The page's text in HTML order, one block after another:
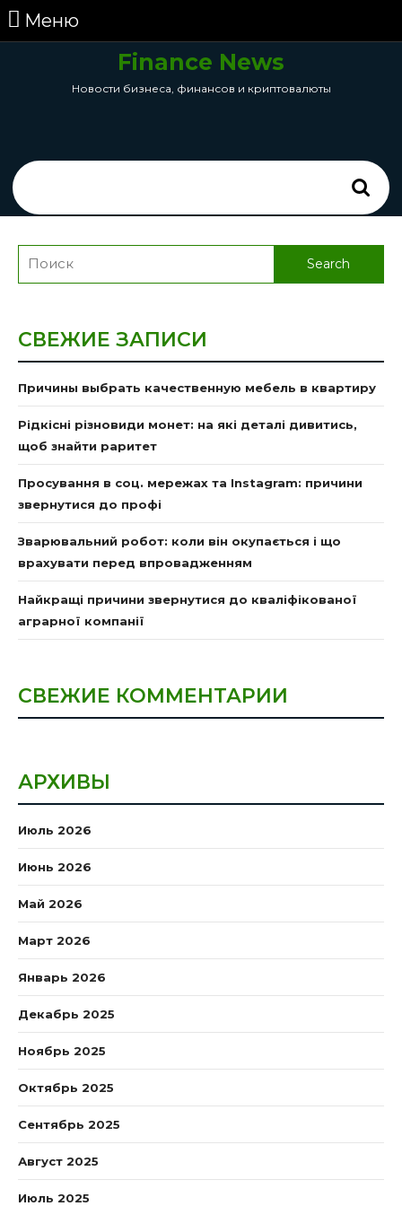
перейти
МенюМеню
Finance News
Новости бизнеса, финансов и криптовалюты
for:
Search
СВЕЖИЕ ЗАПИСИ
Причины выбрать качественную мебель в квартиру
Рідкісні різновиди монет: на які деталі дивитись,
щоб знайти раритет
Просування в соц. мережах та Instagram: причини
звернутися до профі
Зварювальний робот: коли він окупається і що
врахувати перед впровадженням
Найкращі причини звернутися до кваліфікованої
аграрної компанії
СВЕЖИЕ КОММЕНТАРИИ
АРХИВЫ
Июль 2026
Июнь 2026
Май 2026
Март 2026
Январь 2026
Декабрь 2025
Ноябрь 2025
Октябрь 2025
Сентябрь 2025
Август 2025
Июль 2025